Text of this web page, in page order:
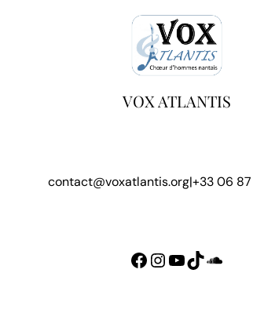
VOX ATLANTIS
contact@voxatlantis.org|+33 06
Facebook
Instagram
YouTube
TikTok